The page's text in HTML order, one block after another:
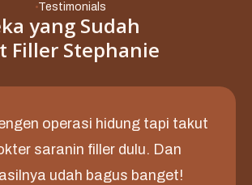
Testimonials
yang Sudah
Filler Stephanie
operasi hidung tapi takut
saranin filler dulu. Dan
udah bagus banget!